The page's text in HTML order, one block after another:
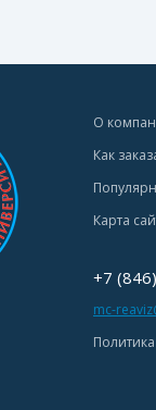
О
Как
Карта
+7
mc-